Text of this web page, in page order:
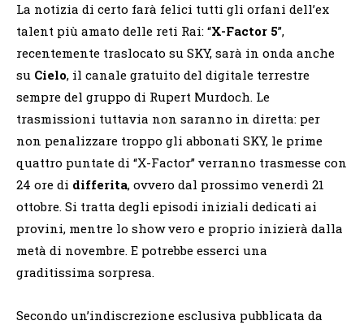
La notizia di certo farà felici tutti gli orfani dell’ex
talent più amato delle reti Rai: “X-Factor 5”,
recentemente traslocato su SKY, sarà in onda anche
su Cielo, il canale gratuito del digitale terrestre
sempre del gruppo di Rupert Murdoch. Le
trasmissioni tuttavia non saranno in diretta: per
non penalizzare troppo gli abbonati SKY, le prime
quattro puntate di “X-Factor” verranno trasmesse con
24 ore di differita, ovvero dal prossimo venerdì 21
ottobre. Si tratta degli episodi iniziali dedicati ai
provini, mentre lo show vero e proprio inizierà dalla
metà di novembre. E potrebbe esserci una
graditissima sorpresa.
Secondo un’indiscrezione esclusiva pubblicata da